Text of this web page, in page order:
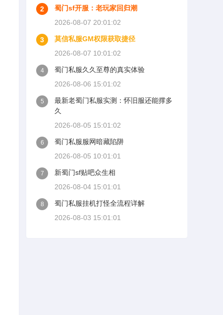
2
蜀门sf开服：老玩家回归潮
2026-08-07 20:01:02
3
莫信私服GM权限获取捷径
2026-08-07 10:01:02
4
蜀门私服久久至尊的真实体验
2026-08-06 15:01:02
5
最新老蜀门私服实测：怀旧服还能撑多
久
2026-08-05 15:01:02
6
蜀门私服服网暗藏陷阱
2026-08-05 10:01:01
7
新蜀门sf贴吧众生相
2026-08-04 15:01:01
8
蜀门私服挂机打怪全流程详解
2026-08-03 15:01:01